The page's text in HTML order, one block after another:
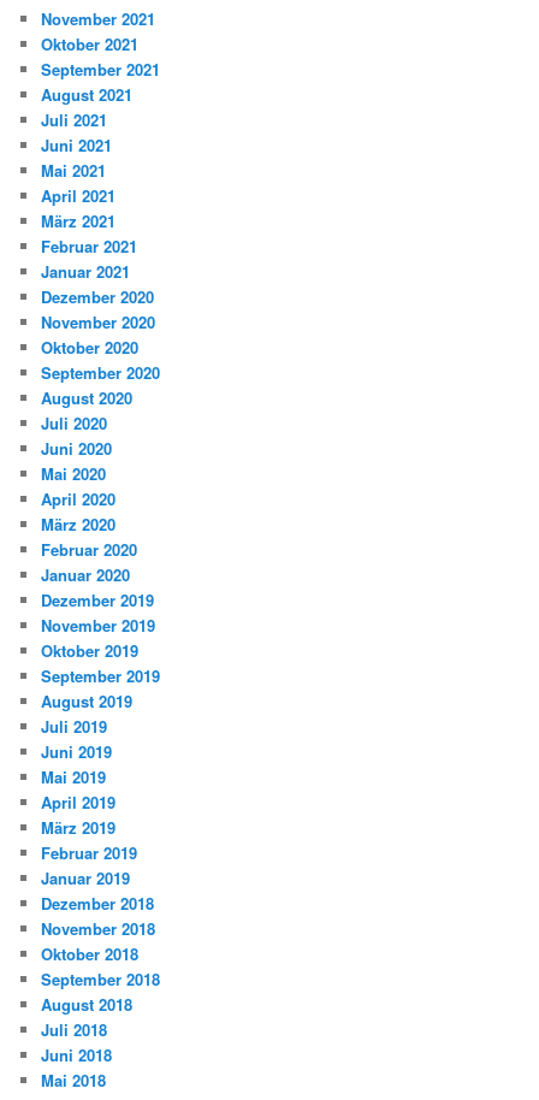
November 2021
Oktober 2021
September 2021
August 2021
Juli 2021
Juni 2021
Mai 2021
April 2021
März 2021
Februar 2021
Januar 2021
Dezember 2020
November 2020
Oktober 2020
September 2020
August 2020
Juli 2020
Juni 2020
Mai 2020
April 2020
März 2020
Februar 2020
Januar 2020
Dezember 2019
November 2019
Oktober 2019
September 2019
August 2019
Juli 2019
Juni 2019
Mai 2019
April 2019
März 2019
Februar 2019
Januar 2019
Dezember 2018
November 2018
Oktober 2018
September 2018
August 2018
Juli 2018
Juni 2018
Mai 2018